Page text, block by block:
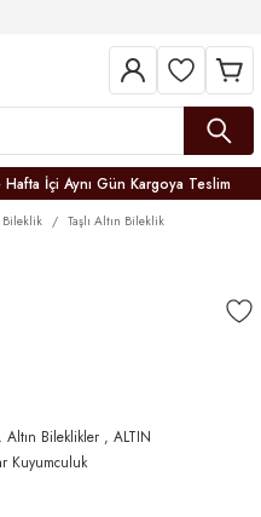
İçi Aynı Gün Kargoya Teslim
Bileklik Taşlı Altın Bileklik
, Altın Bileklikler , ALTIN
Kuyumculuk